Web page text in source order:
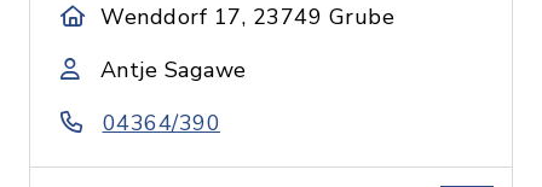
Wenddorf 17, 23749 Grube
Antje Sagawe
04364/390